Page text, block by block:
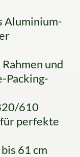
Aluminium-
und
Packing-
610
perfekte
61 cm